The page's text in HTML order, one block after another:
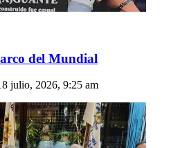
del Mundial
julio, 2026, 9:25 am